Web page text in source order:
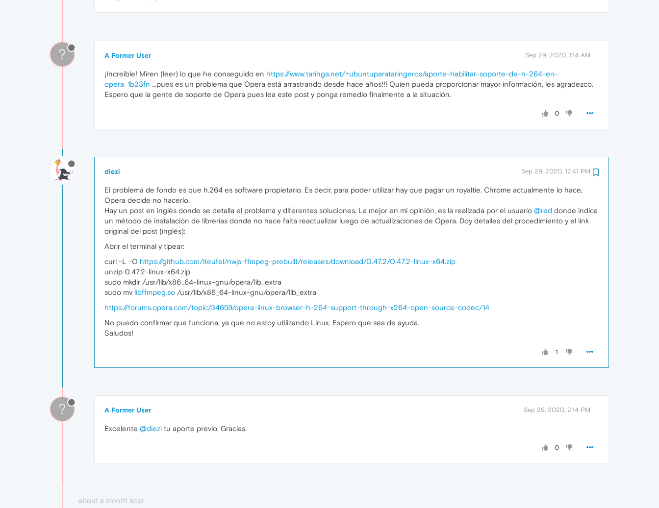
? A Former User Sep 29, 2020, 1:14 AM
¡Increíble! Miren (leer) lo que he conseguido en https://www.taringa.net/+ubuntuparataringeros/aporte-habilitar-soporte-de-h-264-en-
opera_1b23fn ...pues es un problema que Opera está arrastrando desde hace años!!! Quien pueda proporcionar mayor información, les agradezco.
Espero que la gente de soporte de Opera pues lea este post y ponga remedio finalmente a la situación.
0
diezi Sep 29, 2020, 12:41 PM
El problema de fondo es que h.264 es software propietario. Es decir, para poder utilizar hay que pagar un royaltie. Chrome actualmente lo hace,
Opera decide no hacerlo.
Hay un post en inglés donde se detalla el problema y diferentes soluciones. La mejor en mi opinión, es la realizada por el usuario @red donde indica
un método de instalación de librerías donde no hace falta reactualizar luego de actualizaciones de Opera. Doy detalles del procedimiento y el link
original del post (inglés):
Abrir el terminal y tipear:
curl -L -O https://github.com/iteufel/nwjs-ffmpeg-prebuilt/releases/download/0.47.2/0.47.2-linux-x64.zip
unzip 0.47.2-linux-x64.zip
sudo mkdir /usr/lib/x86_64-linux-gnu/opera/lib_extra
sudo mv libffmpeg.so /usr/lib/x86_64-linux-gnu/opera/lib_extra
https://forums.opera.com/topic/34659/opera-linux-browser-h-264-support-through-x264-open-source-codec/14
No puedo confirmar que funciona, ya que no estoy utilizando Linux. Espero que sea de ayuda.
Saludos!
1
? A Former User Sep 29, 2020, 2:14 PM
Excelente @diezi tu aporte previo. Gracias.
0
about a month later